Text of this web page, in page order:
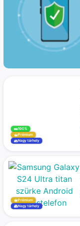
100%
Prémium
Nagy tárhely
Prémium
Nagy tárhely